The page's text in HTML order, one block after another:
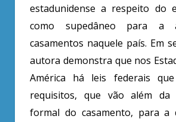
estadunidense a respeito do
como supedâneo para a
casamentos naquele país. Em
autora demonstra que nos
América há leis federais que
requisitos, que vão além da
formal do casamento, para a